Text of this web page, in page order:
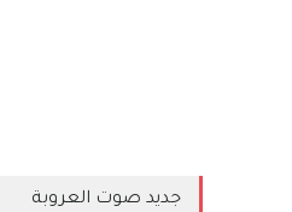
جديد صوت العروبة